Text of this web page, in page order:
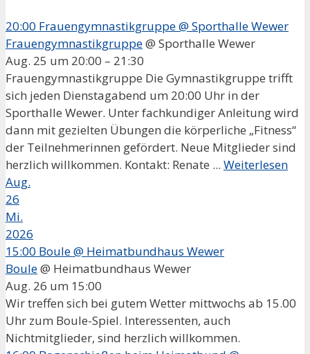
20:00 Frauengymnastikgruppe@ Sporthalle Wewer
Frauengymnastikgruppe@ Sporthalle Wewer
Aug. 25 um 20:00 – 21:30
Frauengymnastikgruppe Die Gymnastikgruppe trifft
sich jeden Dienstagabend um 20:00 Uhr in der
Sporthalle Wewer. Unter fachkundiger Anleitung wird
dann mit gezielten Übungen die körperliche „Fitness“
der Teilnehmerinnen gefördert. Neue Mitglieder sind
herzlich willkommen. Kontakt: Renate ... Weiterlesen
Aug.
26
Mi.
2026
15:00 Boule@ Heimatbundhaus Wewer
Boule@ Heimatbundhaus Wewer
Aug. 26 um 15:00
Wir treffen sich bei gutem Wetter mittwochs ab 15.00
Uhr zum Boule-Spiel. Interessenten, auch
Nichtmitglieder, sind herzlich willkommen.